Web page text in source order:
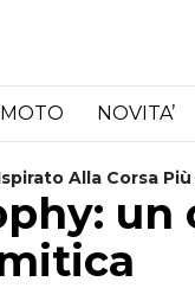
NOVITA’
Alla Corsa
un